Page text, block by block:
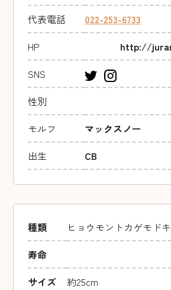
代表電話
022-253-6733
HP
http://
SNS
性別
モルフ
マックスノー
出生
CB
種類
ヒョウモントカゲモドキ
寿命
サイズ
約25cm